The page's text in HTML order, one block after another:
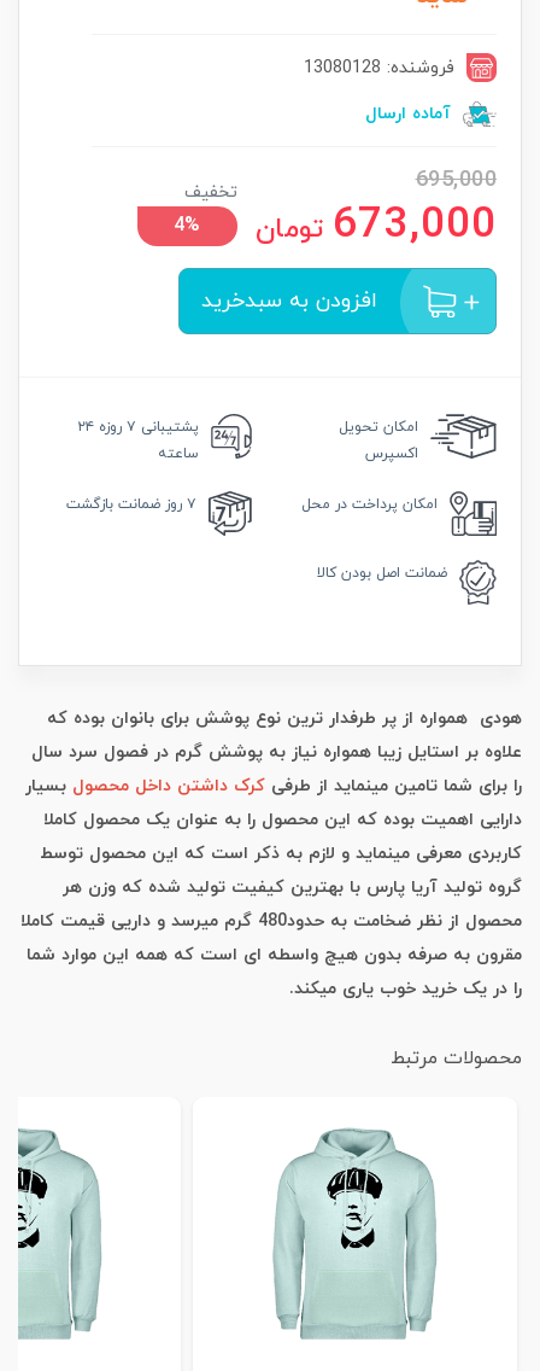
فروشنده: 13080128
آماده ارسال
695,000
673,000 تومان
تخفیف
4%
افزودن به سبدخرید
امکان تحویل
اکسپرس
پشتیبانی
۷ روزه ۲۴
ساعته
امکان پرداخت در محل ۷ روز ضمانت بازگشت
ضمانت اصل بودن کالا
هودی همواره از پر طرفدار ترین نوع پوشش برای بانوان بوده که
علاوه بر استایل زیبا همواره نیاز به پوشش گرم در فصول سرد سال
را برای شما تامین مینماید از طرفی کرک داشتن داخل محصول بسیار
دارایی اهمیت بوده که این محصول را به عنوان یک محصول کاملا
کاربردی معرفی مینماید و لازم به ذکر است که این محصول توسط
گروه تولید آریا پارس با بهترین کیفیت تولید شده که وزن هر
محصول از نظر ضخامت به حدود480 گرم میرسد و داریی قیمت کاملا
مقرون به صرفه بدون هیچ واسطه ای است که همه این موارد شما
را در یک خرید خوب یاری میکند.
محصولات مرتبط